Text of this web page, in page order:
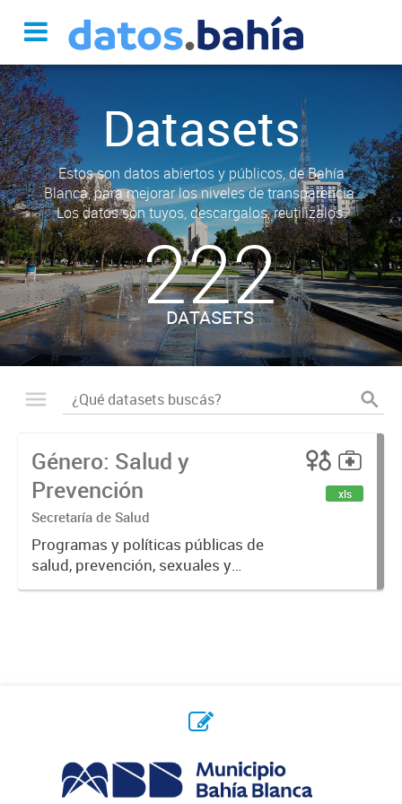
Datasets
Estos son datos abiertos y públicos, de Bahía
Blanca, para mejorar los niveles de transparencia.
Los datos son tuyos, descargalos, reutilizalos.
222
DATASETS
Género: Salud y
Prevención
Secretaría de Salud
Programas y políticas públicas de
salud, prevención, sexuales y
reproductivas.
xls